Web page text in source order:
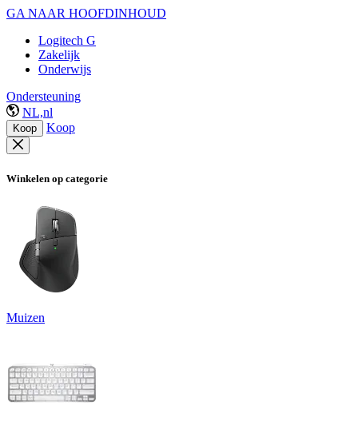
GA NAAR HOOFDINHOUD
Logitech G
Zakelijk
Onderwijs
Ondersteuning
NL,nl
Koop Koop
Winkelen op categorie
Muizen